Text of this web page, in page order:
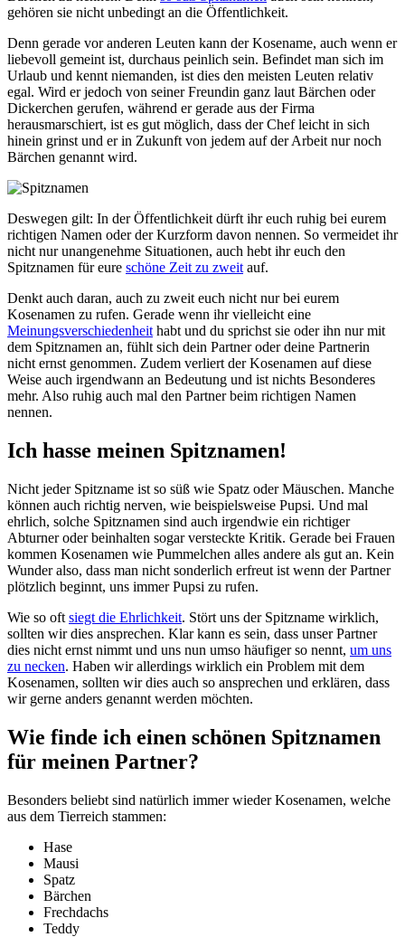
gehören sie nicht unbedingt an die Öffentlichkeit.
Denn gerade vor anderen Leuten kann der Kosename, auch wenn er
liebevoll gemeint ist, durchaus peinlich sein. Befindet man sich im
Urlaub und kennt niemanden, ist dies den meisten Leuten relativ
egal. Wird er jedoch von seiner Freundin ganz laut Bärchen oder
Dickerchen gerufen, während er gerade aus der Firma
herausmarschiert, ist es gut möglich, dass der Chef leicht in sich
hinein grinst und er in Zukunft von jedem auf der Arbeit nur noch
Bärchen genannt wird.
Deswegen gilt: In der Öffentlichkeit dürft ihr euch ruhig bei eurem
richtigen Namen oder der Kurzform davon nennen. So vermeidet ihr
nicht nur unangenehme Situationen, auch hebt ihr euch den
Spitznamen für eure schöne Zeit zu zweit auf.
Denkt auch daran, auch zu zweit euch nicht nur bei eurem
Kosenamen zu rufen. Gerade wenn ihr vielleicht eine
Meinungsverschiedenheit habt und du sprichst sie oder ihn nur mit
dem Spitznamen an, fühlt sich dein Partner oder deine Partnerin
nicht ernst genommen. Zudem verliert der Kosenamen auf diese
Weise auch irgendwann an Bedeutung und ist nichts Besonderes
mehr. Also ruhig auch mal den Partner beim richtigen Namen
nennen.
Ich hasse meinen Spitznamen!
Nicht jeder Spitzname ist so süß wie Spatz oder Mäuschen. Manche
können auch richtig nerven, wie beispielsweise Pupsi. Und mal
ehrlich, solche Spitznamen sind auch irgendwie ein richtiger
Abturner oder beinhalten sogar versteckte Kritik. Gerade bei Frauen
kommen Kosenamen wie Pummelchen alles andere als gut an. Kein
Wunder also, dass man nicht sonderlich erfreut ist wenn der Partner
plötzlich beginnt, uns immer Pupsi zu rufen.
Wie so oft siegt die Ehrlichkeit. Stört uns der Spitzname wirklich,
sollten wir dies ansprechen. Klar kann es sein, dass unser Partner
dies nicht ernst nimmt und uns nun umso häufiger so nennt, um uns
zu necken. Haben wir allerdings wirklich ein Problem mit dem
Kosenamen, sollten wir dies auch so ansprechen und erklären, dass
wir gerne anders genannt werden möchten.
Wie finde ich einen schönen Spitznamen
für meinen Partner?
Besonders beliebt sind natürlich immer wieder Kosenamen, welche
aus dem Tierreich stammen:
Hase
Mausi
Spatz
Bärchen
Frechdachs
Teddy